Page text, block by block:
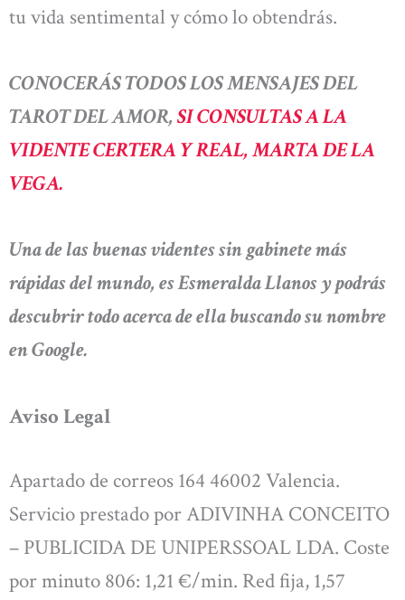
tu vida sentimental y cómo lo obtendrás.
CONOCERÁS TODOS LOS MENSAJES DEL
TAROT DEL AMOR, SI CONSULTAS A LA
VIDENTE CERTERA Y REAL, MARTA DE LA
VEGA.
Una de las buenas videntes sin gabinete más
rápidas del mundo, es Esmeralda Llanos y podrás
descubrir todo acerca de ella buscando su nombre
en Google.
Aviso Legal
Apartado de correos 164 46002 Valencia.
Servicio prestado por ADIVINHA CONCEITO
– PUBLICIDA DE UNIPERSSOAL LDA. Coste
por minuto 806: 1,21 €/min. Red fija, 1,57